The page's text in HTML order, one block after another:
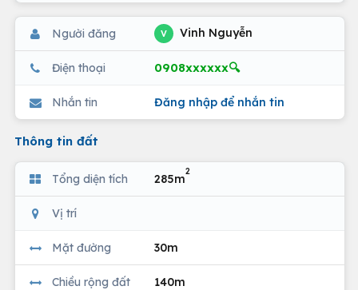
Người đăng V Vinh Nguyễn
Điện thoại 0908xxxxxx🔍
Nhắn tin Đăng nhập để nhắn tin
Thông tin đất
Tổng diện tích 285m
2
Vị trí
Mặt đường 30m
Chiều rộng đất 140m